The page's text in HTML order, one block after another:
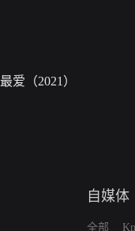
最爱（2021）
自媒体
全部